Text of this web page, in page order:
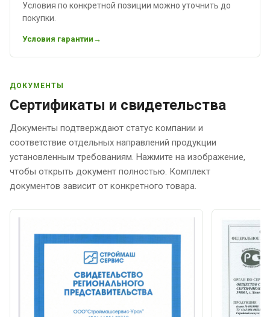
Условия по конкретной позиции можно уточнить до
покупки.
Условия гарантии
ДОКУМЕНТЫ
Сертификаты и свидетельства
Документы подтверждают статус компании и
соответствие отдельных направлений продукции
установленным требованиям. Нажмите на изображение,
чтобы открыть документ полностью. Комплект
документов зависит от конкретного товара.